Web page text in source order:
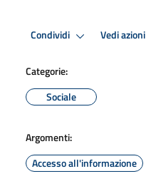
Condividi Vedi azioni
Categorie:
Sociale
Argomenti:
Accesso all'informazione